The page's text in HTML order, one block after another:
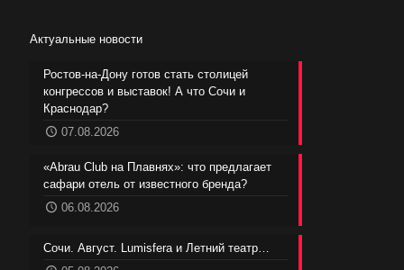
Актуальные новости
Ростов-на-Дону готов стать столицей
конгрессов и выставок! А что Сочи и
Краснодар?
07.08.2026
«Abrau Club на Плавнях»: что предлагает
сафари отель от известного бренда?
06.08.2026
Сочи. Август. Lumisfera и Летний театр…